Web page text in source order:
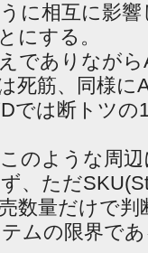
に相互に影
にする。
でありなが
死筋、同様に
では断トツの
のような周
、ただ
数量だけで
ムの限界で